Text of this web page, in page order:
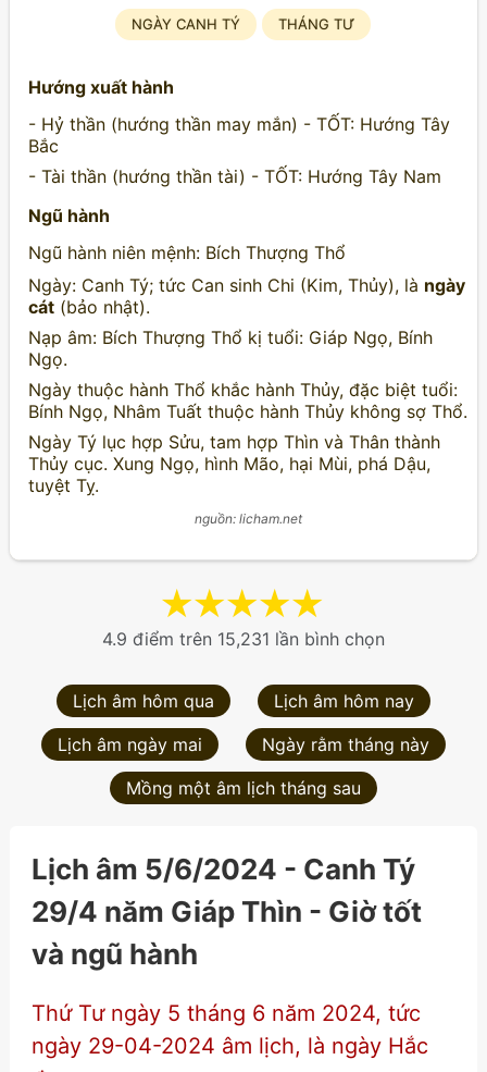
NGÀY CANH TÝ THÁNG TƯ
Hướng xuất hành
- Hỷ thần (hướng thần may mắn) - TỐT: Hướng Tây
Bắc
- Tài thần (hướng thần tài) - TỐT: Hướng Tây Nam
Ngũ hành
Ngũ hành niên mệnh: Bích Thượng Thổ
Ngày: Canh Tý; tức Can sinh Chi (Kim, Thủy), là ngày
cát(bảo nhật).
Nạp âm: Bích Thượng Thổ kị tuổi: Giáp Ngọ, Bính
Ngọ.
Ngày thuộc hành Thổ khắc hành Thủy, đặc biệt tuổi:
Bính Ngọ, Nhâm Tuất thuộc hành Thủy không sợ Thổ.
Ngày Tý lục hợp Sửu, tam hợp Thìn và Thân thành
Thủy cục. Xung Ngọ, hình Mão, hại Mùi, phá Dậu,
tuyệt Tỵ.
nguồn: licham.net
★
★
★
★
★
4.9 điểm trên 15,231 lần bình chọn
Lịch âm hôm qua
Lịch âm hôm nay
Lịch âm ngày mai
Ngày rằm tháng này
Mồng một âm lịch tháng sau
Lịch âm 5/6/2024 - Canh Tý
29/4 năm Giáp Thìn - Giờ tốt
và ngũ hành
Thứ Tư ngày 5 tháng 6 năm 2024, tức
ngày 29-04-2024 âm lịch, là ngày Hắc